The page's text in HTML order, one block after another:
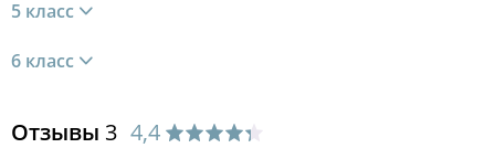
5 класс
6 класс
Отзывы 3 4,4